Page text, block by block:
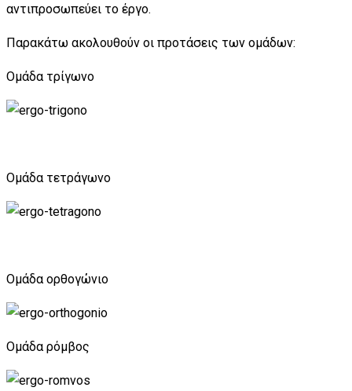
αντιπροσωπεύει το έργο.
Παρακάτω ακολουθούν οι προτάσεις των ομάδων:
Ομάδα τρίγωνο
Ομάδα τετράγωνο
Ομάδα ορθογώνιο
Ομάδα ρόμβος